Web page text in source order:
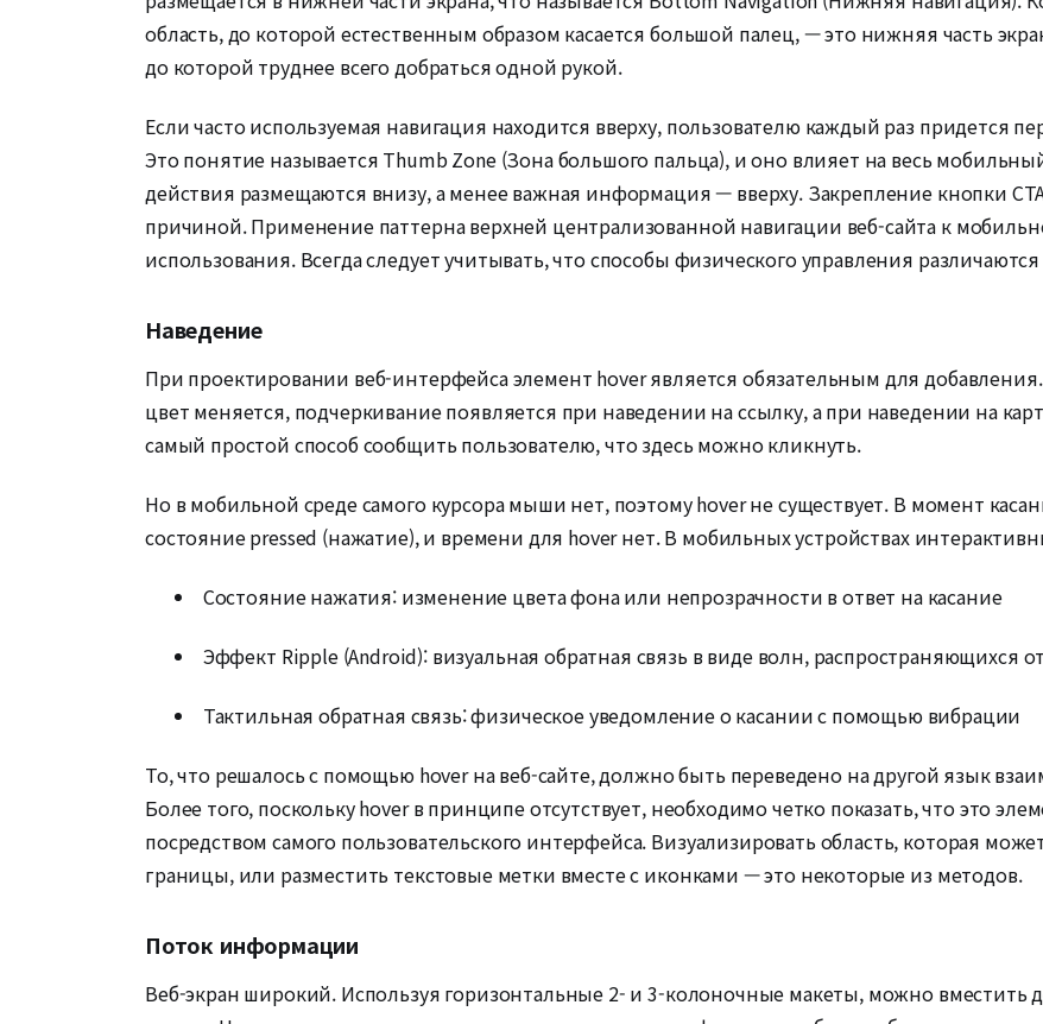
область, до которой естественным образом касается большой палец, — это нижняя часть
до которой труднее всего добраться одной рукой.
Если часто используемая навигация находится вверху, пользователю каждый раз придется
Это понятие называется Thumb Zone (Зона большого пальца), и оно влияет на весь
действия размещаются внизу, а менее важная информация — вверху. Закрепление кнопки
причиной. Применение паттерна верхней централизованной навигации веб-сайта к
использования. Всегда следует учитывать, что способы физического управления
Наведение
При проектировании веб-интерфейса элемент hover является обязательным для
цвет меняется, подчеркивание появляется при наведении на ссылку, а при наведении на
самый простой способ сообщить пользователю, что здесь можно кликнуть.
Но в мобильной среде самого курсора мыши нет, поэтому hover не существует. В момент
состояние pressed (нажатие), и времени для hover нет. В мобильных устройствах
Состояние нажатия: изменение цвета фона или непрозрачности в ответ на касание
Эффект Ripple (Android): визуальная обратная связь в виде волн, распространяющихся
Тактильная обратная связь: физическое уведомление о касании с помощью вибрации
То, что решалось с помощью hover на веб-сайте, должно быть переведено на другой язык
Более того, поскольку hover в принципе отсутствует, необходимо четко показать, что это
посредством самого пользовательского интерфейса. Визуализировать область, которая
границы, или разместить текстовые метки вместе с иконками — это некоторые из методов.
Поток информации
Веб-экран широкий. Используя горизонтальные 2- и 3-колоночные макеты, можно